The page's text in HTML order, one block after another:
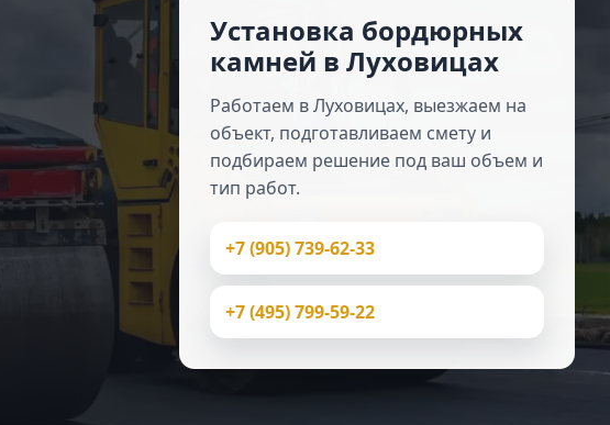
Установка бордюрных
камней в Луховицах
Работаем в Луховицах, выезжаем на
объект, подготавливаем смету и
подбираем решение под ваш объем и
тип работ.
+7 (905) 739-62-33
+7 (495) 799-59-22